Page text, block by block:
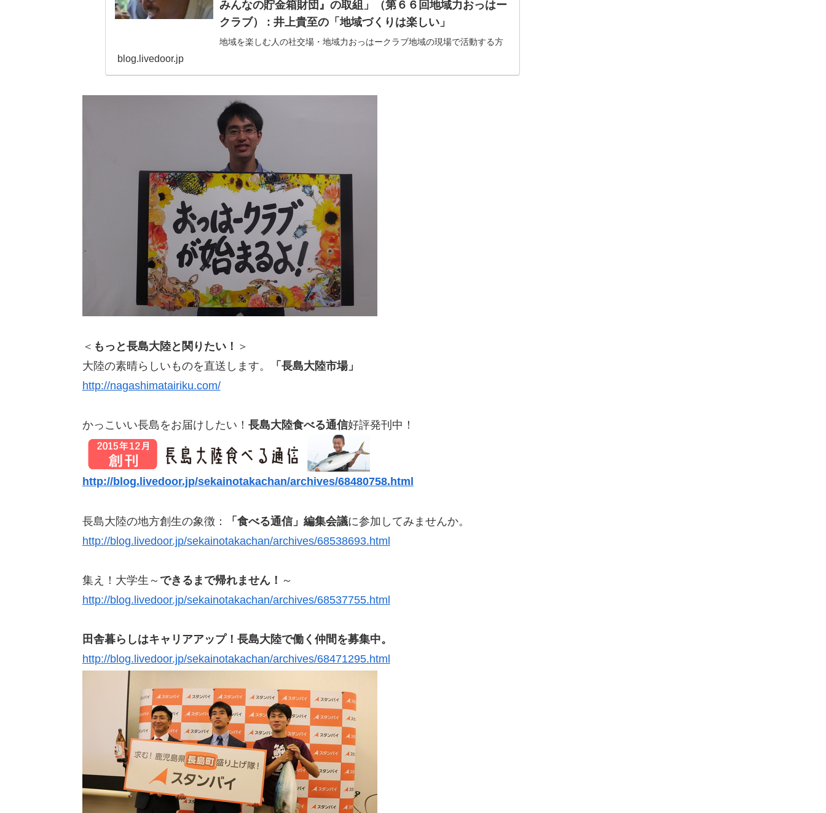
みんなの貯金箱財団』の取組」（第６６回地域力おっはー
クラブ） : 井上貴至の「地域づくりは楽しい」
地域を楽しむ人の社交場・地域力おっはークラブ地域の現場で活動する方
blog.livedoor.jp
＜ もっと長島大陸と関りたい！ ＞
大陸の素晴らしいものを直送します。
「長島大陸市場」
http://nagashimatairiku.com/
かっこいい長島をお届けしたい！ 長島大陸食べる通信好評発刊中！
http://blog.livedoor.jp/sekainotakachan/archives/68480758.html
長島大陸の地方創生の象徴： 「 食べる通信」編集会議に参加してみませんか。
http://blog.livedoor.jp/sekainotakachan/archives/68538693.html
集え！大学生～ できるまで帰れません！ ～
http://blog.livedoor.jp/sekainotakachan/archives/68537755.html
田舎暮らしはキャリアアップ！長島大陸で働く仲間を募集中。
http://blog.livedoor.jp/sekainotakachan/archives/68471295.html